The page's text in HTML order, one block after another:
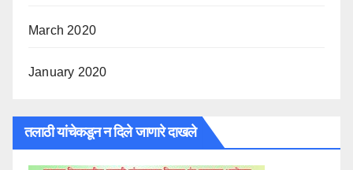
March 2020
January 2020
तलाठी यांचेकडून न दिले जाणारे दाखले